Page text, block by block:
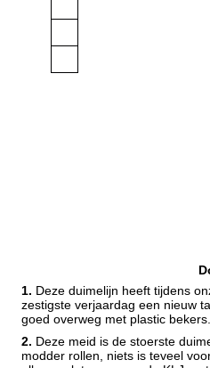
1. Deze duimelijn heeft tijdens
zestigste verjaardag een nieuw
goed overweg met plastic bekers.
2. Deze meid is de stoerste
modder rollen, niets is teveel